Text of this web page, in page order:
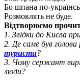
Бо шпана по-
Розмовлять не буде.
Відтворюємо
1. Звідки до Києва
2. Де саме був голова
туристи?
3. Чому сержант
люди?